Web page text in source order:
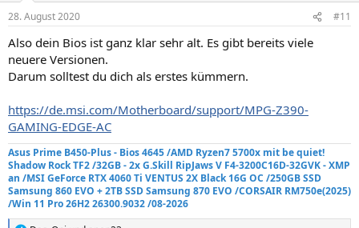
28. August 2020 #11
Also dein Bios ist ganz klar sehr alt. Es gibt bereits viele
neuere Versionen.
Darum solltest du dich als erstes kümmern.
https://de.msi.com/Motherboard/support/MPG-Z390-
GAMING-EDGE-AC
Asus Prime B450-Plus - Bios 4645 /AMD Ryzen7 5700x mit be quiet!
Shadow Rock TF2/32GB - 2x G.Skill RipJaws V F4-3200C16D-32GVK - XMP
an /MSI GeForce RTX 4060 Ti VENTUS 2X Black 16G OC /250GB SSD
Samsung 860 EVO +2TB SSD Samsung 870 EVO /CORSAIR RM750e(2025)
/Win 11 Pro 26H2 26300.9032 /08-2026